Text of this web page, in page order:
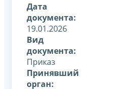
Дата
документа:
19.01.2026
Вид
документа:
Приказ
Принявший
орган: